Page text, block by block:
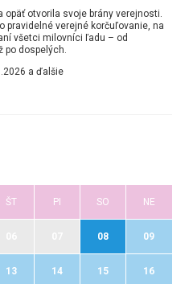
opäť otvorila svoje brány verejnosti.
pravidelné verejné korčuľovanie, na
všetci milovníci ľadu – od
po dospelých.
a ďalšie
ŠT PI SO NE
08 09
13 14 15 16